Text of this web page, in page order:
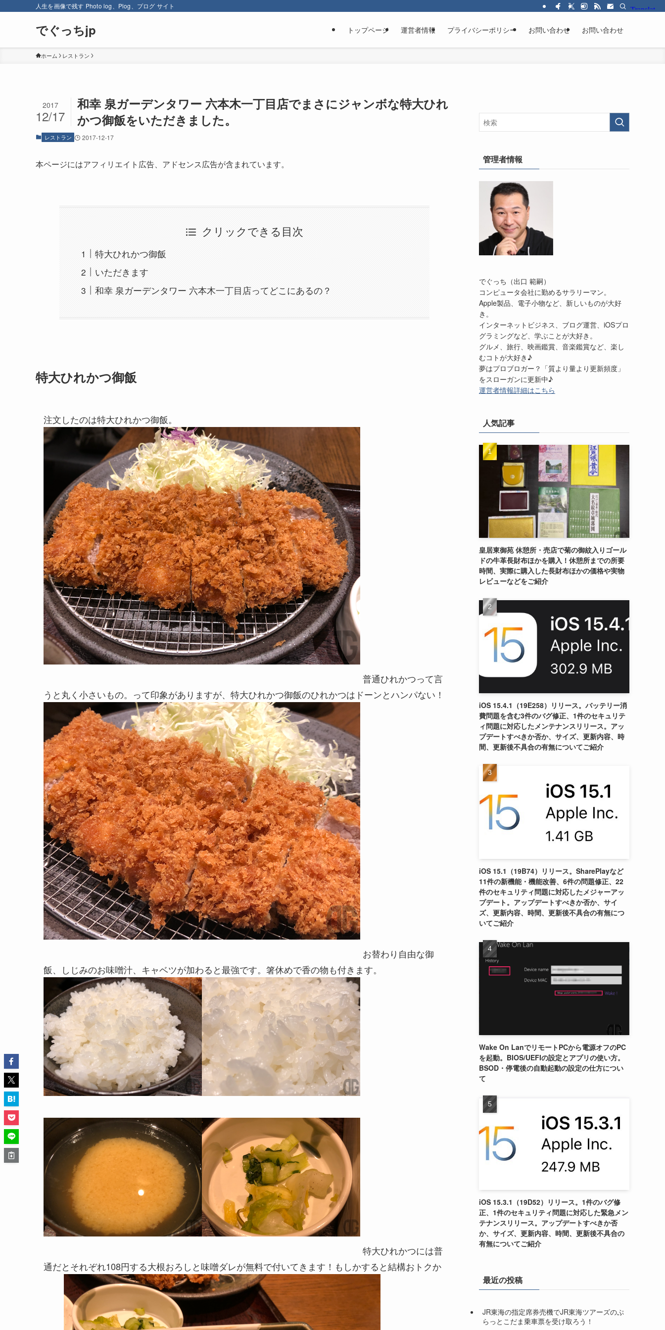
人生を画像で残す Photo log、Plog、プログ サイト
でぐっちjp トップページ 運営者情報 プライバシーポリシー お問い合わせ お問い合わせ
ホーム レストラン
和幸 泉ガーデンタワー 六本木一丁目店でまさにジャンボな特大ひれ
かつ御飯をいただきました。
2017
12/17
レストラン 2017-12-17
本ページにはアフィリエイト広告、アドセンス広告が含まれています。
クリックできる目次
特大ひれかつ御飯
いただきます
和幸 泉ガーデンタワー 六本木一丁目店ってどこにあるの？
特大ひれかつ御飯
注文したのは特大ひれかつ御飯。
普通ひれかつって言
うと丸く小さいもの。って印象がありますが、特大ひれかつ御飯のひれかつはドーンとハンパない！
お替わり自由な御
飯、しじみのお味噌汁、キャベツが加わると最強です。箸休めで香の物も付きます。
特大ひれかつには普
通だとそれぞれ108円する大根おろしと味噌ダレが無料で付いてきます！もしかすると結構おトクか
管理者情報
でぐっち（出口 範嗣）
コンピュータ会社に勤めるサラリーマン。
Apple製品、電子小物など、新しいものが大好
き。
インターネットビジネス、ブログ運営、iOSプロ
グラミングなど、学ぶことが大好き。
グルメ、旅行、映画鑑賞、音楽鑑賞など、楽し
むコトが大好き♪
夢はプロブロガー？「質より量より更新頻度」
をスローガンに更新中♪
運営者情報詳細はこちら
人気記事
皇居東御苑 休憩所・売店で菊の御紋入りゴール
ドの牛革長財布ほかを購入！休憩所までの所要
時間、実際に購入した長財布ほかの価格や実物
レビューなどをご紹介
iOS 15.4.1（19E258）リリース。バッテリー消
費問題を含む3件のバグ修正、1件のセキュリテ
ィ問題に対応したメンテナンスリリース。アッ
プデートすべきか否か、サイズ、更新内容、時
間、更新後不具合の有無についてご紹介
iOS 15.1（19B74）リリース。SharePlayなど
11件の新機能・機能改善、6件の問題修正、22
件のセキュリティ問題に対応したメジャーアッ
プデート。アップデートすべきか否か、サイ
ズ、更新内容、時間、更新後不具合の有無につ
いてご紹介
Wake On LanでリモートPCから電源オフのPC
を起動。BIOS/UEFIの設定とアプリの使い方。
BSOD・停電後の自動起動の設定の仕方につい
て
iOS 15.3.1（19D52）リリース。1件のバグ修
正、1件のセキュリティ問題に対応した緊急メン
テナンスリリース。アップデートすべきか否
か、サイズ、更新内容、時間、更新後不具合の
有無についてご紹介
最近の投稿
JR東海の指定席券売機でJR東海ツアーズのぷ
らっとこだま乗車票を受け取ろう！